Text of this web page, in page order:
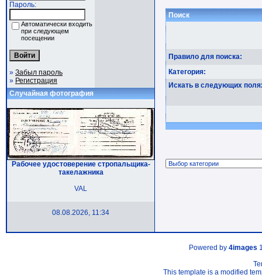
Пароль:
Автоматически входить
при следующем
посещении
» Забыл пароль
» Регистрация
Случайная фотография
Рабочее удостоверение стропальщика-
такелажника
VAL
08.08.2026, 11:34
Поиск
Правило для поиска:
Категория:
Искать в следующих
Powered by 4images
This template is a modified